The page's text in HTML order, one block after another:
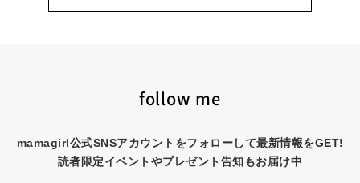
follow me
mamagirl公式SNSアカウントをフォローして最新情報をGET!
読者限定イベントやプレゼント告知もお届け中